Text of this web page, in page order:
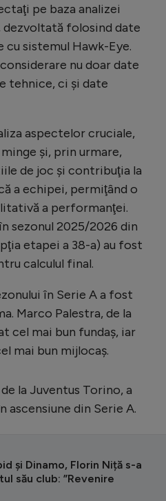
pe baza analizei
dezvoltată folosind date
sistemul Hawk-Eye.
nu doar date
tehnice, ci şi date
aspectelor cruciale,
şi, prin urmare,
de joc şi contribuţia la
a echipei, permiţând o
a performanţei.
sezonul 2025/2026 din
etapei a 38-a) au fost
calculul final.
în Serie A a fost
Marco Palestra, de la
cel mai bun fundaş, iar
mai bun mijlocaş.
la Juventus Torino, a
din Serie A.
și Dinamo, Florin Niță s-a
său club: ”Revenire